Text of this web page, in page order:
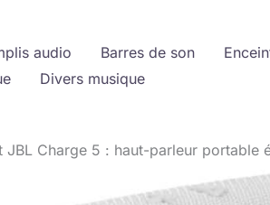
audio Barres de son
Divers musique
JBL Charge 5 : haut-parleur portable